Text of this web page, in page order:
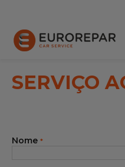
Orçamento online
SERVIÇO
Nome *